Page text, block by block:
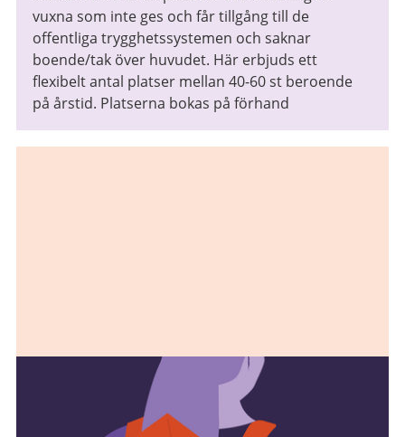
vuxna som inte ges och får tillgång till de
offentliga trygghetssystemen och saknar
boende/tak över huvudet. Här erbjuds ett
flexibelt antal platser mellan 40-60 st beroende
på årstid. Platserna bokas på förhand